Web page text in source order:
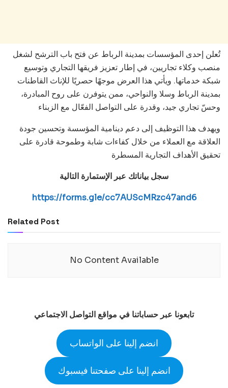
تُعلن إحدى المؤسسات بمدينة الرباط عن فتح باب الترشح لشغل
منصب وكلاء تجاريين، في إطار تعزيز فريقها التجاري وتوسيع
شبكة خدماتها. ويأتي هذا العرض موجهًا حصريًا للإناث القاطنات
بمدينة الرباط وسلا والنواحي، ممن يتوفرن على روح المبادرة،
وحسّ تجاري جيد، وقدرة على التواصل الفعّال مع الزبناء
ويهدف هذا التوظيف إلى دعم دينامية المؤسسة وتحسين جودة
العلاقة مع العملاء من خلال كفاءات شابة وطموحة قادرة على
تحقيق الأهداف التجارية المسطرة
سجل بياناتك عبر الإستمارة التالية
https://forms.gle/cc7AUScMRzc47and6
Related Post
No Content Available
تابعونا عبر حساباتنا في مواقع التواصل الاجتماعي
انضم إلينا على الواتساب
انضم إلينا على صفحتنا فيسبوك